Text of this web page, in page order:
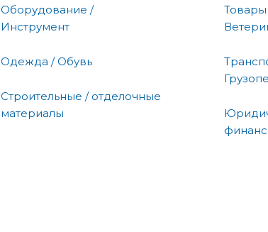
Оборудование /
Инструмент
Одежда / Обувь
Строительные / отделочные
материалы